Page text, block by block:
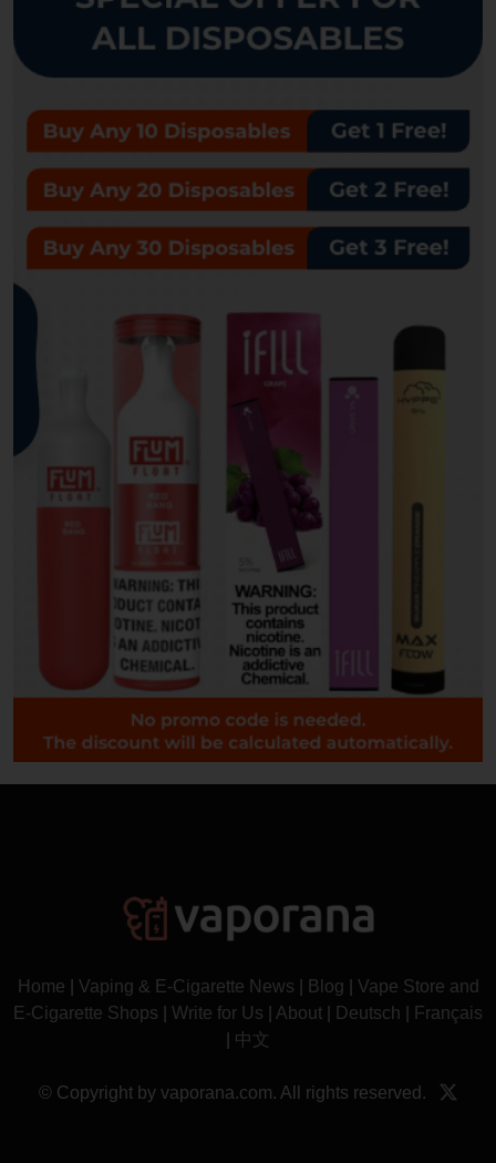
Home Vaping & E-Cigarette News Blog
Vape Store and
E-Cigarette Shops
Write for Us About Deutsch
Français
中文
© Copyright by vaporana.com. All rights reserved.